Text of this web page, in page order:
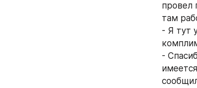
провел
там
- Я тут
-